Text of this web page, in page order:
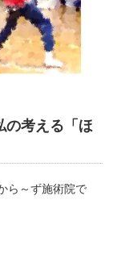
の考える「ほ
ら～ず施術院で